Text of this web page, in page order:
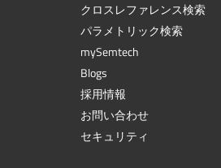
クロスレファレンス検索
パラメトリック検索
mySemtech
Blogs
採用情報
お問い合わせ
セキュリティ